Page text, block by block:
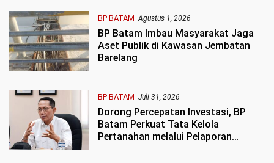
BP BATAM Agustus 1, 2026
BP Batam Imbau Masyarakat Jaga
Aset Publik di Kawasan Jembatan
Barelang
BP BATAM Juli 31, 2026
Dorong Percepatan Investasi, BP
Batam Perkuat Tata Kelola
Pertanahan melalui Pelaporan